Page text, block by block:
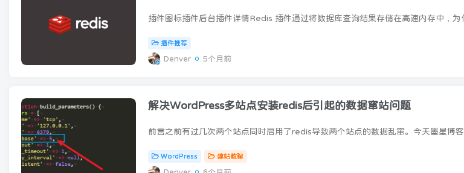
插件推荐
Denver 5个月前
解决WordPress多站点安装redis后引起的数据窜站问题
WordPress 建站教程